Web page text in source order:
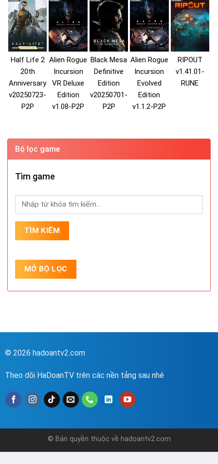
Half Life 2
20th
Anniversary
v20250723-
P2P
Alien Rogue
Incursion
VR Deluxe
Edition
v1.08-P2P
Black Mesa
Definitive
Edition
v20250701-
P2P
Alien Rogue
Incursion
Evolved
Edition
v1.1.2-P2P
RIPOUT
v1.41.01-
RUNE
Bộ lọc game
Tìm game
© 2026 hadoantv2.com
Theo dõi HaDoanTV trên các nền tảng sau nhé
© Bản quyền thuộc về hadoantv2.com